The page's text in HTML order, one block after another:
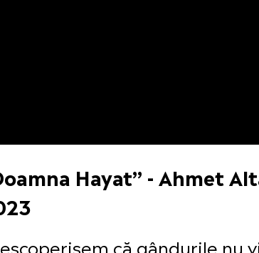
Hayat” - Ahmet
că gândurile nu